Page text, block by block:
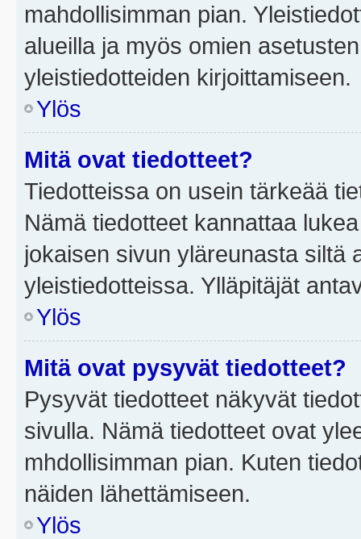
mahdollisimman pian.
alueilla ja myös omien
yleistiedotteiden kirjoittamiseen.
Ylös
Mitä ovat tiedotteet?
Tiedotteissa on usein tärkeää
Nämä tiedotteet kannattaa
jokaisen sivun yläreunasta siltä
yleistiedotteissa. Ylläpitäjät
Ylös
Mitä ovat pysyvät tiedotteet?
Pysyvät tiedotteet näkyvät
sivulla. Nämä tiedotteet ovat
mhdollisimman pian. Kuten
näiden lähettämiseen.
Ylös